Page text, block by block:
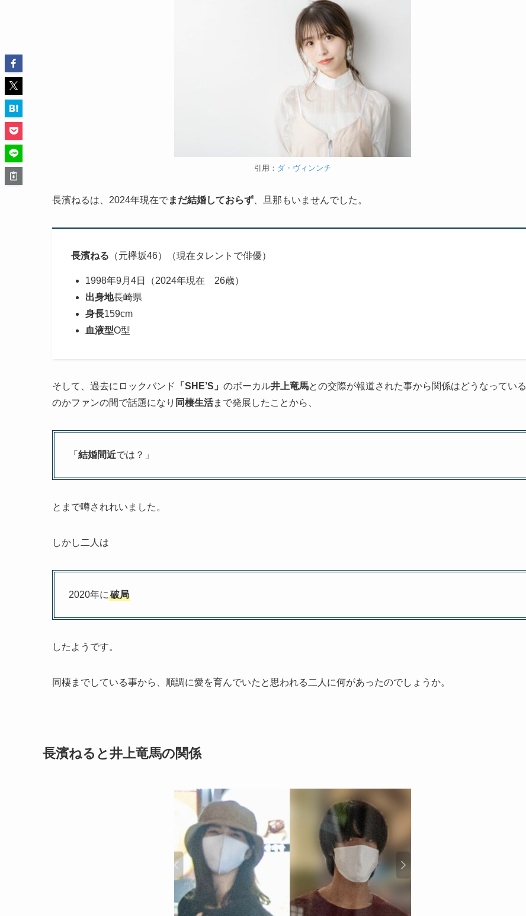
引用： ダ・ヴィンンチ
長濱ねるは、2024年現在でまだ結婚しておらず 、旦那もいませんでした。
長濱ねる （元欅坂46）（現在タレントで俳優）
1998年9月4日（2024年現在 26歳）
出身地長崎県
身長159cm
血液型O型
そして、過去にロックバンド 「SHE’S」 のボーカル井上竜馬との交際が報道された事から関係はどうなっている
のかファンの間で話題になり 同棲生活まで発展したことから、
「 結婚間近では？」
とまで噂されれいました。
しかし二人は
2020年に 破局
したようです。
同棲までしている事から、順調に愛を育んでいたと思われる二人に何があったのでしょうか。
長濱ねると井上竜馬の関係